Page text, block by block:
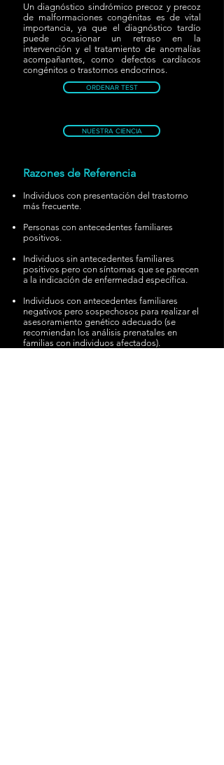
Un diagnóstico sindrómico precoz y precoz
de malformaciones congénitas es de vital
importancia, ya que el diagnóstico tardío
puede ocasionar un retraso en la
intervención y el tratamiento de anomalías
acompañantes, como defectos cardíacos
congénitos o trastornos endocrinos.
ORDENAR TEST
NUESTRA CIENCIA
Razones de Referencia​
Individuos con presentación del trastorno
más frecuente.
Personas con antecedentes familiares
positivos.
Individuos sin antecedentes familiares
positivos pero con síntomas que se parecen
a la indicación de enfermedad específica.
Individuos con antecedentes familiares
negativos pero sospechosos para realizar el
asesoramiento genético adecuado (se
recomiendan los análisis prenatales en
familias con individuos afectados).